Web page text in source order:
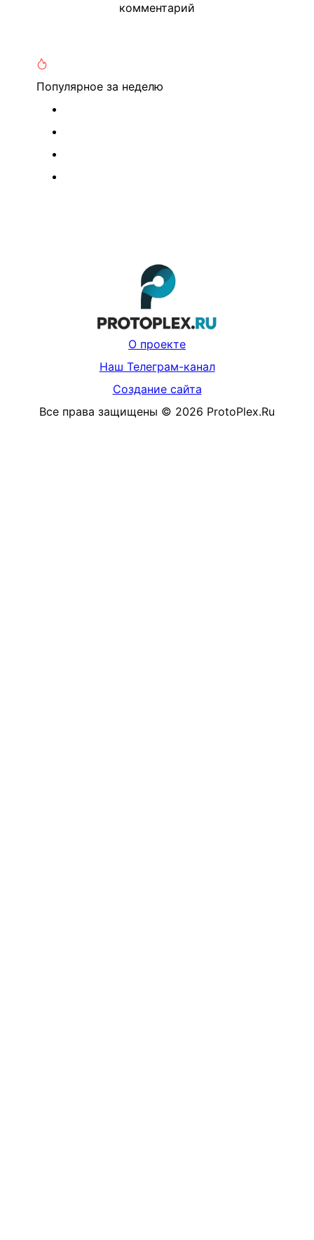
комментарий
Популярное за неделю
О проекте
Наш Телеграм-канал
Создание сайта
Все права защищены © 2026 ProtoPlex.Ru